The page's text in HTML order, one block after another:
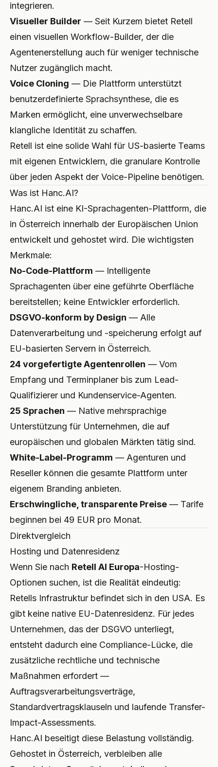
integrieren.
Visueller Builder — Seit Kurzem bietet Retell
einen visuellen Workflow-Builder, der die
Agentenerstellung auch für weniger technische
Nutzer zugänglich macht.
Voice Cloning — Die Plattform unterstützt
benutzerdefinierte Sprachsynthese, die es
Marken ermöglicht, eine unverwechselbare
klangliche Identität zu schaffen.
Retell ist eine solide Wahl für US-basierte Teams
mit eigenen Entwicklern, die granulare Kontrolle
über jeden Aspekt der Voice-Pipeline benötigen.
Was ist Hanc.AI?
Hanc.AI ist eine KI-Sprachagenten-Plattform, die
in Österreich innerhalb der Europäischen Union
entwickelt und gehostet wird. Die wichtigsten
Merkmale:
No-Code-Plattform — Intelligente
Sprachagenten über eine geführte Oberfläche
bereitstellen; keine Entwickler erforderlich.
DSGVO-konform by Design — Alle
Datenverarbeitung und -speicherung erfolgt auf
EU-basierten Servern in Österreich.
24 vorgefertigte Agentenrollen — Vom
Empfang und Terminplaner bis zum Lead-
Qualifizierer und Kundenservice-Agenten.
25 Sprachen — Native mehrsprachige
Unterstützung für Unternehmen, die auf
europäischen und globalen Märkten tätig sind.
White-Label-Programm — Agenturen und
Reseller können die gesamte Plattform unter
eigenem Branding anbieten.
Erschwingliche, transparente Preise — Tarife
beginnen bei 49 EUR pro Monat.
Direktvergleich
Hosting und Datenresidenz
Wenn Sie nach Retell AI Europa-Hosting-
Optionen suchen, ist die Realität eindeutig:
Retells Infrastruktur befindet sich in den USA. Es
gibt keine native EU-Datenresidenz. Für jedes
Unternehmen, das der DSGVO unterliegt,
entsteht dadurch eine Compliance-Lücke, die
zusätzliche rechtliche und technische
Maßnahmen erfordert —
Auftragsverarbeitungsverträge,
Standardvertragsklauseln und laufende Transfer-
Impact-Assessments.
Hanc.AI beseitigt diese Belastung vollständig.
Gehostet in Österreich, verbleiben alle